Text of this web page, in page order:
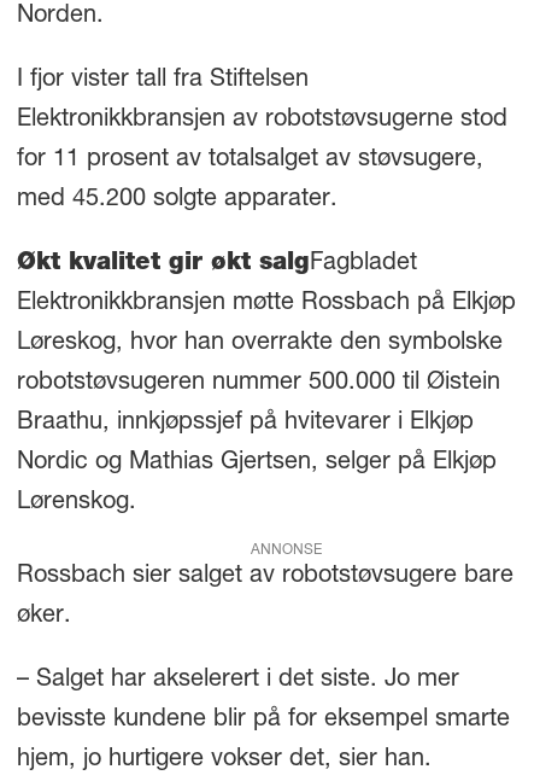
Norden.
I fjor vister tall fra Stiftelsen
Elektronikkbransjen av robotstøvsugerne stod
for 11 prosent av totalsalget av støvsugere,
med 45.200 solgte apparater.
Økt kvalitet gir økt salgFagbladet
Elektronikkbransjen møtte Rossbach på Elkjøp
Løreskog, hvor han overrakte den symbolske
robotstøvsugeren nummer 500.000 til Øistein
Braathu, innkjøpssjef på hvitevarer i Elkjøp
Nordic og Mathias Gjertsen, selger på Elkjøp
Lørenskog.
ANNONSE
Rossbach sier salget av robotstøvsugere bare
øker.
– Salget har akselerert i det siste. Jo mer
bevisste kundene blir på for eksempel smarte
hjem, jo hurtigere vokser det, sier han.